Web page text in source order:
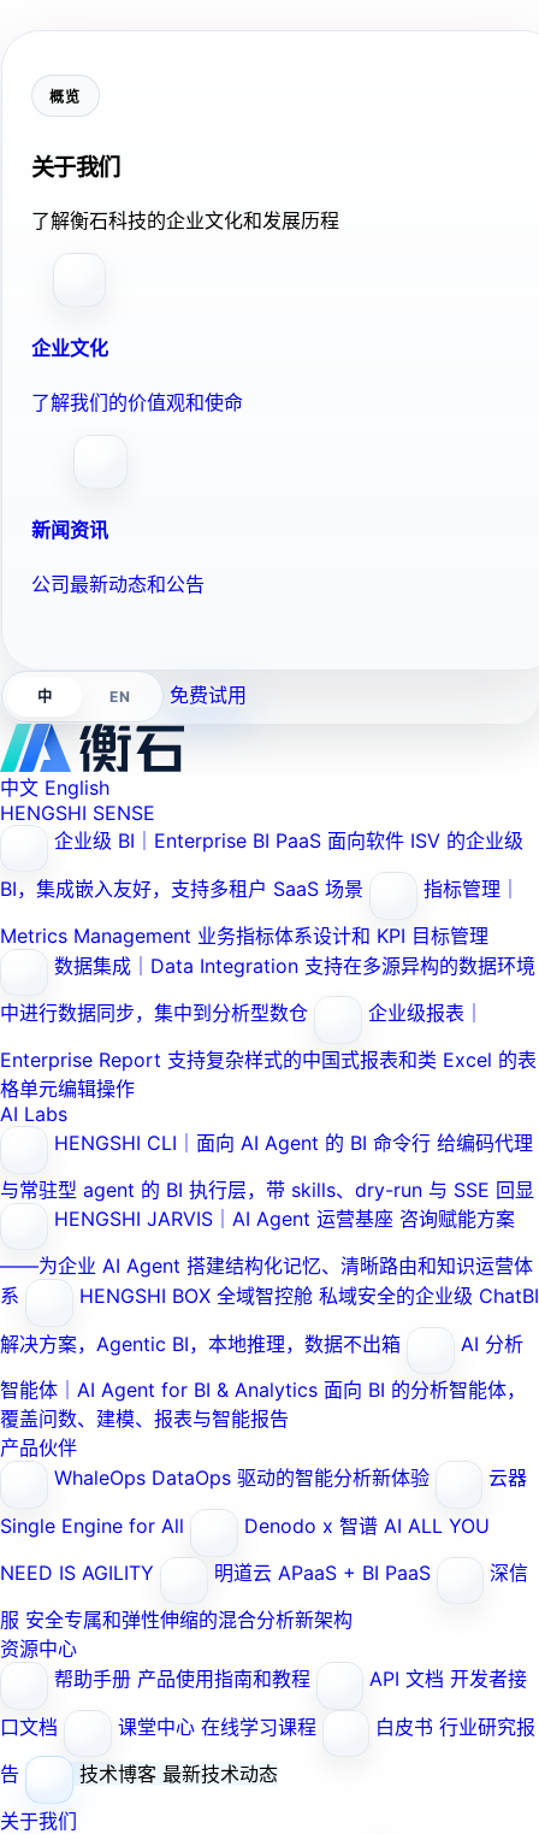
概览
关于我们
了解衡石科技的企业文化和发展历程
企业文化
了解我们的价值观和使命
新闻资讯
公司最新动态和公告
中 EN 免费试用
中文 English
HENGSHI SENSE
企业级 BI｜Enterprise BI PaaS 面向软件 ISV 的企业级
BI，集成嵌入友好，支持多租户 SaaS 场景
指标管理｜
Metrics Management 业务指标体系设计和 KPI 目标管理
数据集成｜Data Integration 支持在多源异构的数据环境
中进行数据同步，集中到分析型数仓
企业级报表｜
Enterprise Report 支持复杂样式的中国式报表和类 Excel 的表
格单元编辑操作
AI Labs
HENGSHI CLI｜面向 AI Agent 的 BI 命令行 给编码代理
与常驻型 agent 的 BI 执行层，带 skills、dry-run 与 SSE 回显
HENGSHI JARVIS｜AI Agent 运营基座 咨询赋能方案
——为企业 AI Agent 搭建结构化记忆、清晰路由和知识运营体
系
HENGSHI BOX 全域智控舱 私域安全的企业级 ChatBI
解决方案，Agentic BI，本地推理，数据不出箱
AI 分析
智能体｜AI Agent for BI & Analytics 面向 BI 的分析智能体，
覆盖问数、建模、报表与智能报告
产品伙伴
WhaleOps DataOps 驱动的智能分析新体验
云器
Single Engine for All
Denodo x 智谱 AI ALL YOU
NEED IS AGILITY
明道云 APaaS + BI PaaS
深信
服 安全专属和弹性伸缩的混合分析新架构
资源中心
帮助手册 产品使用指南和教程 API 文档 开发者接
口文档
课堂中心 在线学习课程 白皮书 行业研究报
告
技术博客 最新技术动态
关于我们